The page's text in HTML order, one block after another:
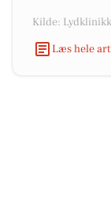
Kilde:
Læs hele